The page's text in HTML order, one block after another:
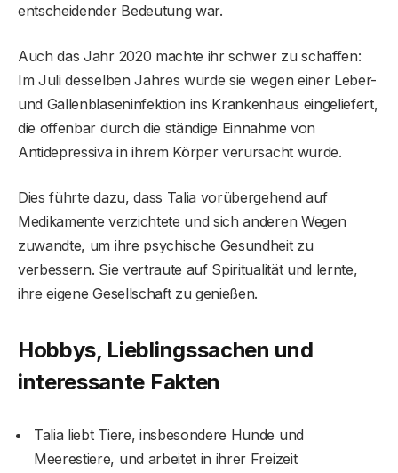
entscheidender Bedeutung war.
Auch das Jahr 2020 machte ihr schwer zu schaffen:
Im Juli desselben Jahres wurde sie wegen einer Leber-
und Gallenblaseninfektion ins Krankenhaus eingeliefert,
die offenbar durch die ständige Einnahme von
Antidepressiva in ihrem Körper verursacht wurde.
Dies führte dazu, dass Talia vorübergehend auf
Medikamente verzichtete und sich anderen Wegen
zuwandte, um ihre psychische Gesundheit zu
verbessern. Sie vertraute auf Spiritualität und lernte,
ihre eigene Gesellschaft zu genießen.
Hobbys, Lieblingssachen und
interessante Fakten
Talia liebt Tiere, insbesondere Hunde und
Meerestiere, und arbeitet in ihrer Freizeit